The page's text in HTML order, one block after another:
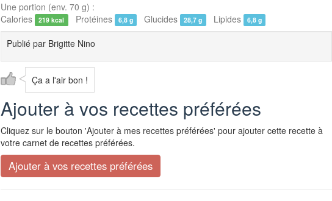
Une portion (env. 70 g) :
Calories
219 kcal Protéines 6,8 g Glucides 28,7 g Lipides 6,8 g
Publié par Brigitte Nino
Ça a l'air bon !
Ajouter à vos recettes préférées
Cliquez sur le bouton 'Ajouter à mes recettes préférées' pour ajouter cette recette à
votre carnet de recettes préférées.